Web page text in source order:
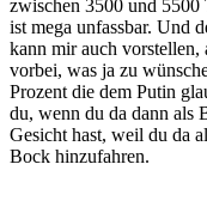
zwischen 3500 und
ist mega unfassbar. Und
kann mir auch vorstellen,
vorbei, was ja zu
Prozent die dem Putin
du, wenn du da dann als
Gesicht hast, weil du da
Bock hinzufahren.